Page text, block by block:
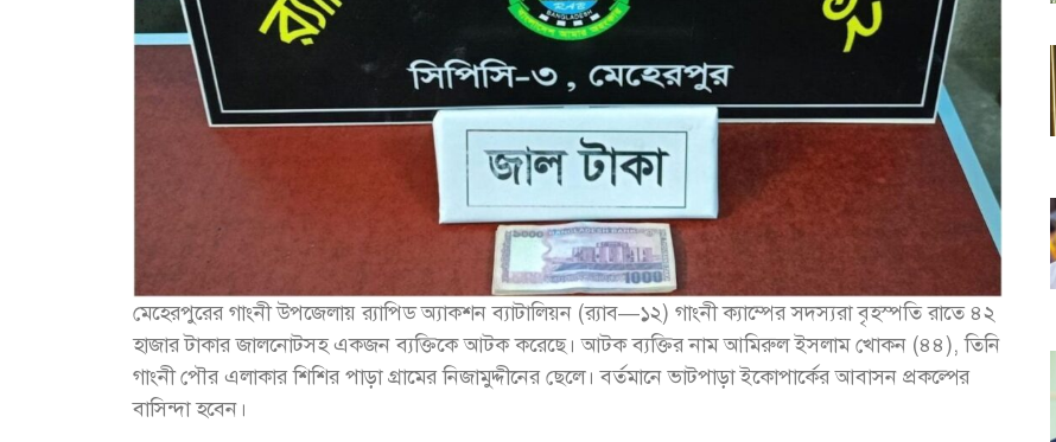
মেহেরপুরের গাংনী উপজেলায় র‌্যাপিড অ্যাকশন ব্যাটালিয়ন (র‌্যাব—১২) গাংনী ক্যাম্পের সদস্যরা বৃহস্পতি রাতে ৪২
হাজার টাকার জালনোটসহ একজন ব্যক্তিকে আটক করেছে। আটক ব্যক্তির নাম আমিরুল ইসলাম খোকন (৪৪), তিনি
গাংনী পৌর এলাকার শিশির পাড়া গ্রামের নিজামুদ্দীনের ছেলে। বর্তমানে ভাটপাড়া ইকোপার্কের আবাসন প্রকল্পের
বাসিন্দা হবেন।